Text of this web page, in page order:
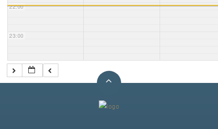
22:00
23:00